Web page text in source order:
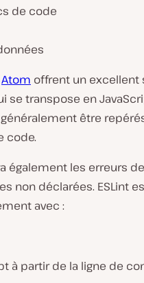
de code
Atom offrent un excellent
se transpose en
être
code.
également les erreurs
non déclarées. ESLint
avec :
à partir de la ligne de